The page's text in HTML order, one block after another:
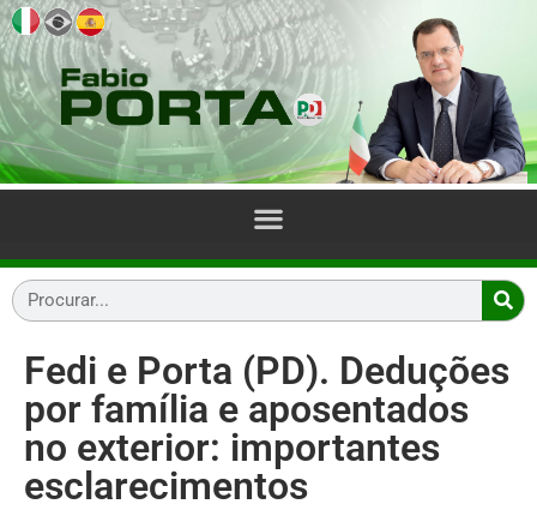
Fedi e Porta (PD). Deduções
por família e aposentados
no exterior: importantes
esclarecimentos